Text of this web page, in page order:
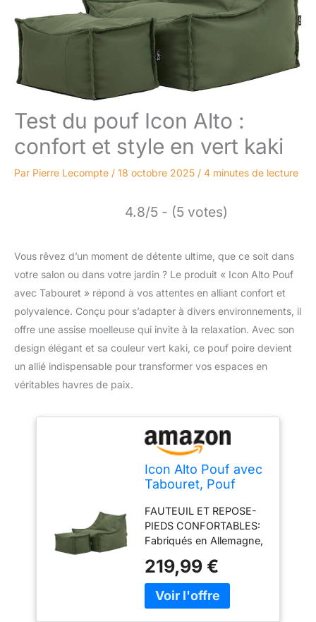
Test du pouf Icon Alto :
confort et style en vert kaki
Par Pierre Lecompte / 18 octobre 2025 / 4 minutes de lecture
4.8/5 - (5 votes)
Vous rêvez d’un moment de détente ultime, que ce soit dans
votre salon ou dans votre jardin ? Le produit « Icon Alto Pouf
avec Tabouret » répond à vos attentes en alliant confort et
polyvalence. Conçu pour s’adapter à divers environnements, il
offre une assise moelleuse qui invite à la relaxation. Avec son
design élégant et sa couleur vert kaki, ce pouf poire devient
un allié indispensable pour transformer vos espaces en
véritables havres de paix.
Icon Alto Pouf avec
Tabouret, Pouf
Remplissage,
Chaise Confortable,
Fauteuil Salon
Confortable, Chaise
de Jardin, Salon de
Jardin Exterieur,
Fauteuil Exterieur,
FAUTEUIL ET REPOSE-
PIEDS CONFORTABLES:
Fabriqués en Allemagne,
pieds d'extérieur en
polyéthylènesont dotés
d'une structure interne
219,99 €